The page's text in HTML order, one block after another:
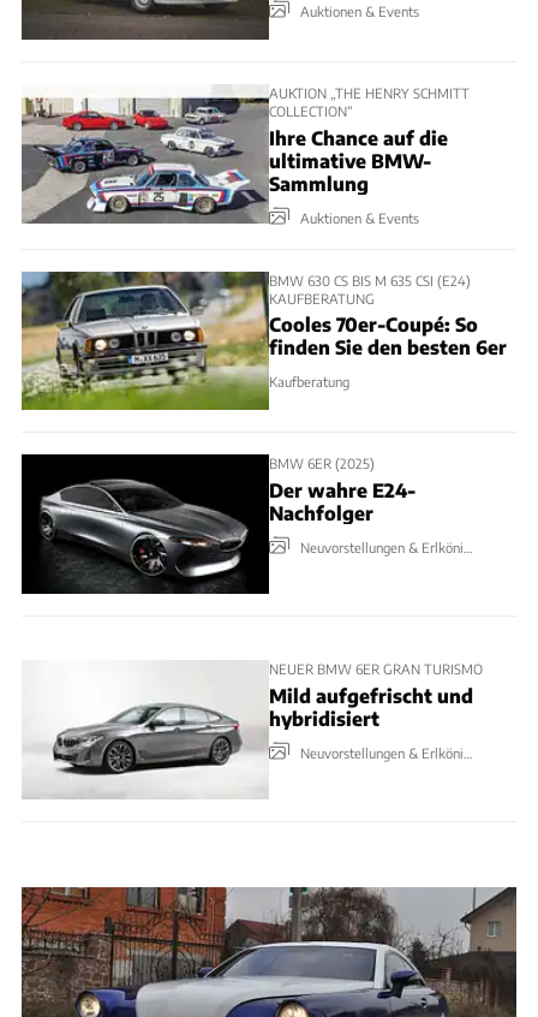
Auktionen & Events
AUKTION „THE HENRY SCHMITT
COLLECTION“
Ihre Chance auf die
ultimative BMW-
Sammlung
Auktionen & Events
BMW 630 CS BIS M 635 CSI (E24)
KAUFBERATUNG
Cooles 70er-Coupé: So
finden Sie den besten 6er
Kaufberatung
BMW 6ER (2025)
Der wahre E24-
Nachfolger
Neuvorstellungen & Erlkönige
NEUER BMW 6ER GRAN TURISMO
Mild aufgefrischt und
hybridisiert
Neuvorstellungen & Erlkönige